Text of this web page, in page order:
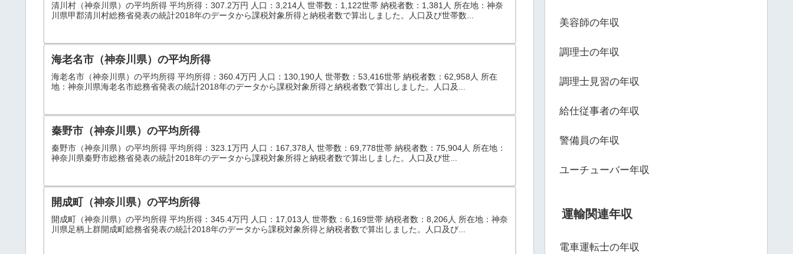
清川村（神奈川県）の平均所得 平均所得：307.2万円 人口：3,214人 世帯数：1,122世帯 納税者数：1,381人 所在地：神奈
川県甲郡清川村総務省発表の統計2018年のデータから課税対象所得と納税者数で算出しました。人口及び世帯数...
海老名市（神奈川県）の平均所得
海老名市（神奈川県）の平均所得 平均所得：360.4万円 人口：130,190人 世帯数：53,416世帯 納税者数：62,958人 所在
地：神奈川県海老名市総務省発表の統計2018年のデータから課税対象所得と納税者数で算出しました。人口及...
秦野市（神奈川県）の平均所得
秦野市（神奈川県）の平均所得 平均所得：323.1万円 人口：167,378人 世帯数：69,778世帯 納税者数：75,904人 所在地：
神奈川県秦野市総務省発表の統計2018年のデータから課税対象所得と納税者数で算出しました。人口及び世...
開成町（神奈川県）の平均所得
開成町（神奈川県）の平均所得 平均所得：345.4万円 人口：17,013人 世帯数：6,169世帯 納税者数：8,206人 所在地：神奈
川県足柄上群開成町総務省発表の統計2018年のデータから課税対象所得と納税者数で算出しました。人口及び...
美容師の年収
調理士の年収
調理士見習の年収
給仕従事者の年収
警備員の年収
ユーチューバー年収
運輸関連年収
電車運転士の年収